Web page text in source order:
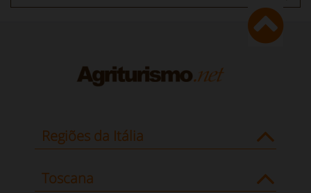
Regiões da Itália
Toscana